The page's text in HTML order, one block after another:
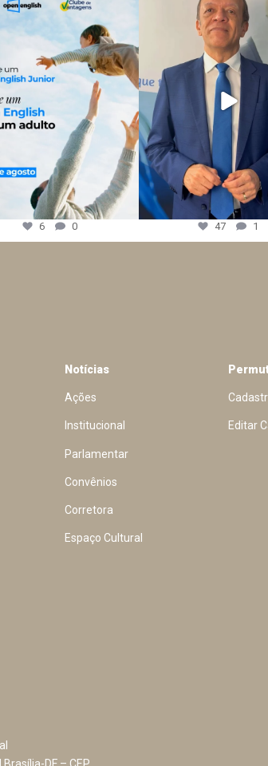
6 0 47 1
Notícias
Ações
Institucional
Parlamentar
Convênios
Corretora
Espaço Cultural
Editar